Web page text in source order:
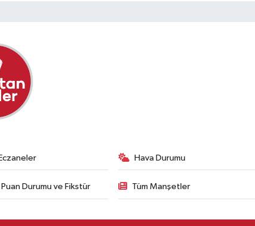
Hava Durumu
Durumu ve Fikstür Tüm Manşetler